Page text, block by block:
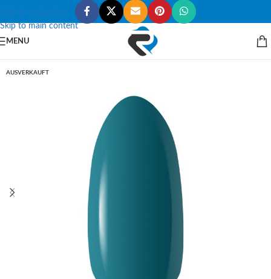
Skip to navigation
Skip to main content
MENU
AUSVERKAUFT